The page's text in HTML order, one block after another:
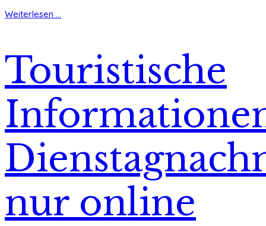
Weiterlesen ...
Touristische
nur online